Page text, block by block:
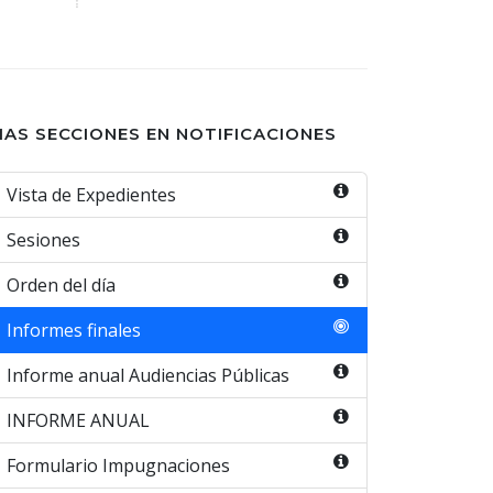
SECCIONES EN NOTIFICACIONES
Vista de Expedientes
Sesiones
Orden del día
Informes finales
Informe anual Audiencias Públicas
INFORME ANUAL
Formulario Impugnaciones